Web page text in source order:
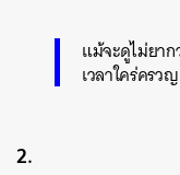
แม้จะดูไม่ยา
เวลาใคร่ครวญ
2.